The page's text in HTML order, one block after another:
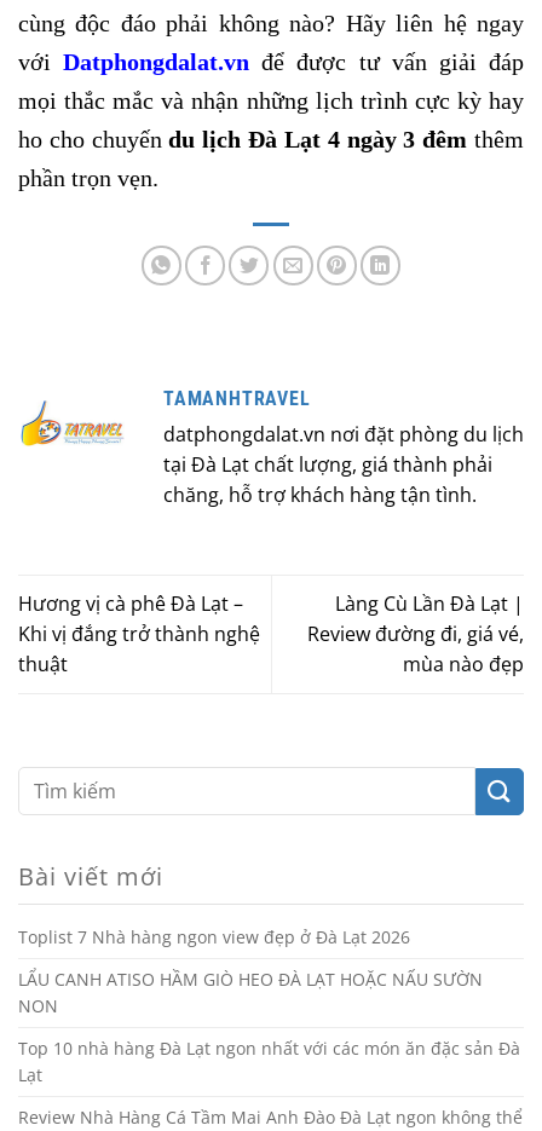
cùng độc đáo phải không nào? Hãy liên hệ ngay
vớiDatphongdalat.vn để được tư vấn giải đáp
mọi thắc mắc và nhận những lịch trình cực kỳ hay
ho cho chuyếndu lịch Đà Lạt 4 ngày 3 đêm thêm
phần trọn vẹn.
TAMANHTRAVEL
datphongdalat.vn nơi đặt phòng du lịch
tại Đà Lạt chất lượng, giá thành phải
chăng, hỗ trợ khách hàng tận tình.
Hương vị cà phê Đà Lạt –
Khi vị đắng trở thành nghệ
thuật
Làng Cù Lần Đà Lạt |
Review đường đi, giá vé,
mùa nào đẹp
Bài viết mới
Toplist 7 Nhà hàng ngon view đẹp ở Đà Lạt 2026
LẨU CANH ATISO HẦM GIÒ HEO ĐÀ LẠT HOẶC NẤU SƯỜN
NON
Top 10 nhà hàng Đà Lạt ngon nhất với các món ăn đặc sản Đà
Lạt
Review Nhà Hàng Cá Tầm Mai Anh Đào Đà Lạt ngon không thể